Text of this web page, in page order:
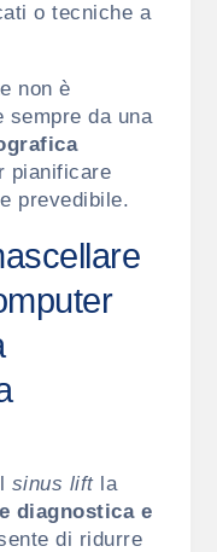
o tecniche a
non è
sempre da una
pianificare
prevedibile.
sinus liftla
diagnostica e
di ridurre